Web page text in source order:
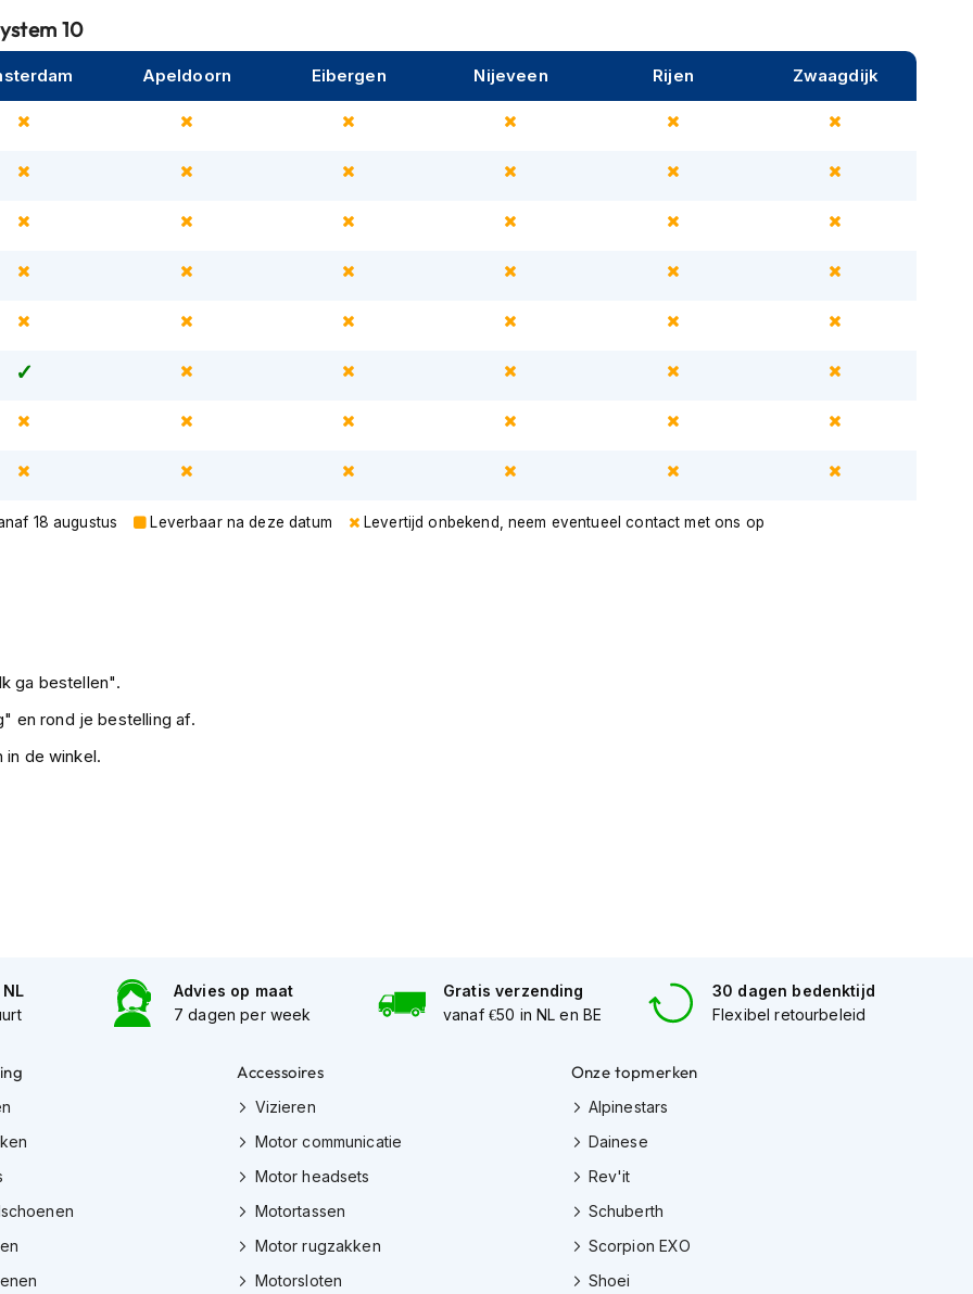
van het systeem, en dankzij Bluetooth-
en instellingen.
veiligheid serieus nemen maar geen
10
Apeldoorn Eibergen Nijeveen Rijen Zwaagdijk
18 augustus Leverbaar na deze datum
Levertijd onbekend, neem eventueel contact met ons op
ga bestellen".
en rond je bestelling af.
in de winkel.
Advies op maat
7 dagen per week
Gratis verzending
vanaf €50 in NL en BE
30 dagen bedenktijd
Flexibel retourbeleid
Accessoires
Vizieren
Motor communicatie
Motor headsets
Motortassen
Motor rugzakken
Motorsloten
Onze topmerken
Alpinestars
Dainese
Rev'it
Schuberth
Scorpion EXO
Shoei